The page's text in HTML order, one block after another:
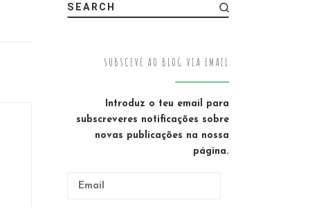
SEARCH
SUBSCEVE AO BLOG VIA EMAIL
Introduz o teu email para
subscreveres notificações sobre
novas publicações na nossa
página.